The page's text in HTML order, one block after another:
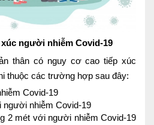
chức năng
người nhiễm Covid-19
thân có nguy cơ cao tiếp xúc
thuộc các trường hợp sau đây:
Covid-19
người nhiễm Covid-19
2 mét với người nhiễm Covid-19